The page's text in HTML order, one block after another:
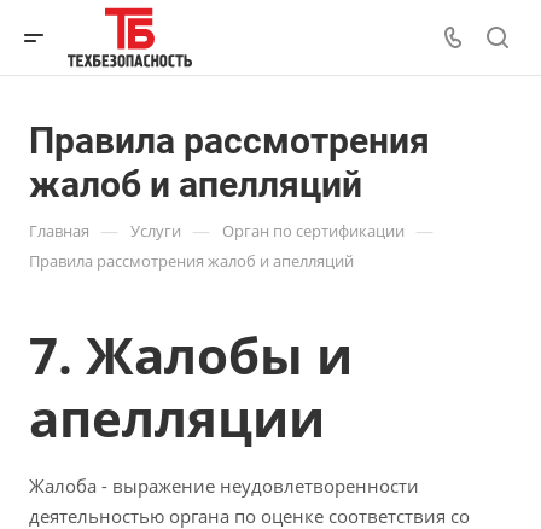
Правила рассмотрения
жалоб и апелляций
Главная — Услуги — Орган по сертификации —
Правила рассмотрения жалоб и апелляций
7. Жалобы и
апелляции
Жалоба - выражение неудовлетворенности
деятельностью органа по оценке соответствия со